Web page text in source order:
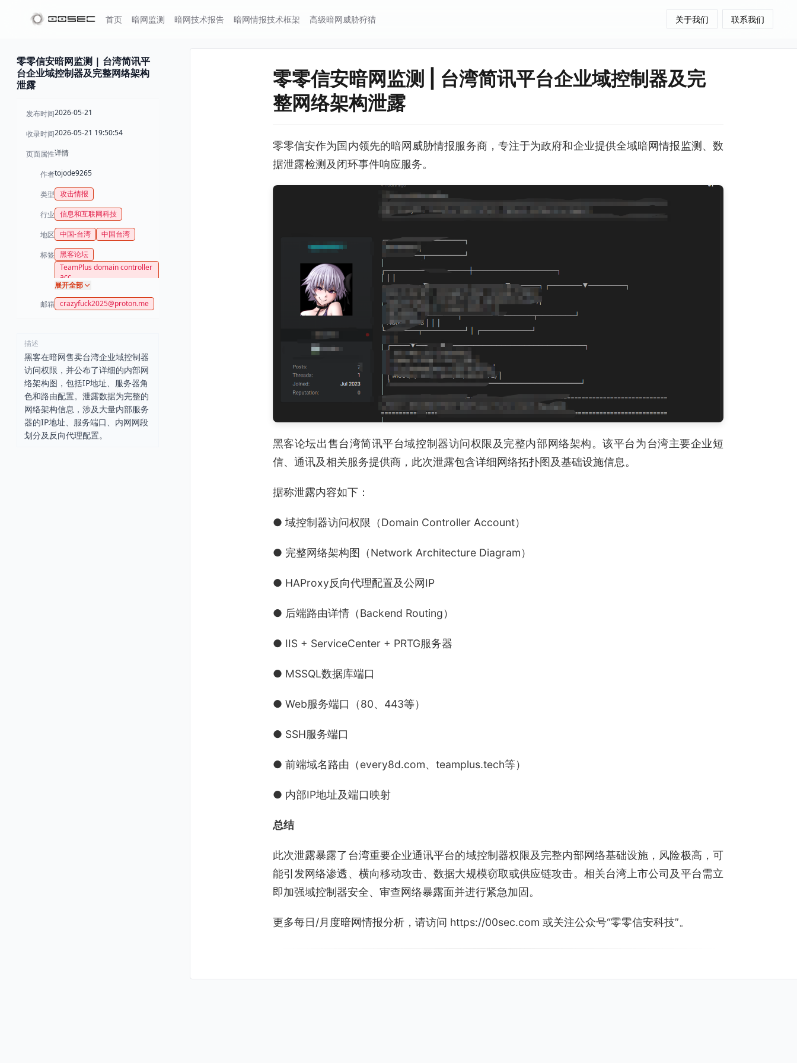
首页 暗网监测 暗网技术报告 暗网情报技术框架 高级暗网威胁狩猎 关于我们 联系我们
零零信安暗网监测 | 台湾简讯平
台企业域控制器及完整网络架构
泄露
发布时间2026-05-21
收录时间2026-05-21 19:50:54
页面属性详情
作者tojode9265
类型 攻击情报
行业 信息和互联网科技
地区 中国-台湾 中国台湾
标签 黑客论坛
TeamPlus domain controller
acc
展开全部
邮箱 crazyfuck2025@proton.me
描述
黑客在暗网售卖台湾企业域控制器
访问权限，并公布了详细的内部网
络架构图，包括IP地址、服务器角
色和路由配置。泄露数据为完整的
网络架构信息，涉及大量内部服务
器的IP地址、服务端口、内网网段
划分及反向代理配置。
零零信安暗网监测 | 台湾简讯平台企业域控制器及完
整网络架构泄露
零零信安作为国内领先的暗网威胁情报服务商，专注于为政府和企业提供全域暗网情报监测、数
据泄露检测及闭环事件响应服务。
黑客论坛出售台湾简讯平台域控制器访问权限及完整内部网络架构。该平台为台湾主要企业短
信、通讯及相关服务提供商，此次泄露包含详细网络拓扑图及基础设施信息。
据称泄露内容如下：
● 域控制器访问权限（Domain Controller Account）
● 完整网络架构图（Network Architecture Diagram）
● HAProxy反向代理配置及公网IP
● 后端路由详情（Backend Routing）
● IIS + ServiceCenter + PRTG服务器
● MSSQL数据库端口
● Web服务端口（80、443等）
● SSH服务端口
● 前端域名路由（every8d.com、teamplus.tech等）
● 内部IP地址及端口映射
总结
此次泄露暴露了台湾重要企业通讯平台的域控制器权限及完整内部网络基础设施，风险极高，可
能引发网络渗透、横向移动攻击、数据大规模窃取或供应链攻击。相关台湾上市公司及平台需立
即加强域控制器安全、审查网络暴露面并进行紧急加固。
更多每日/月度暗网情报分析，请访问 https://00sec.com 或关注公众号“零零信安科技”。